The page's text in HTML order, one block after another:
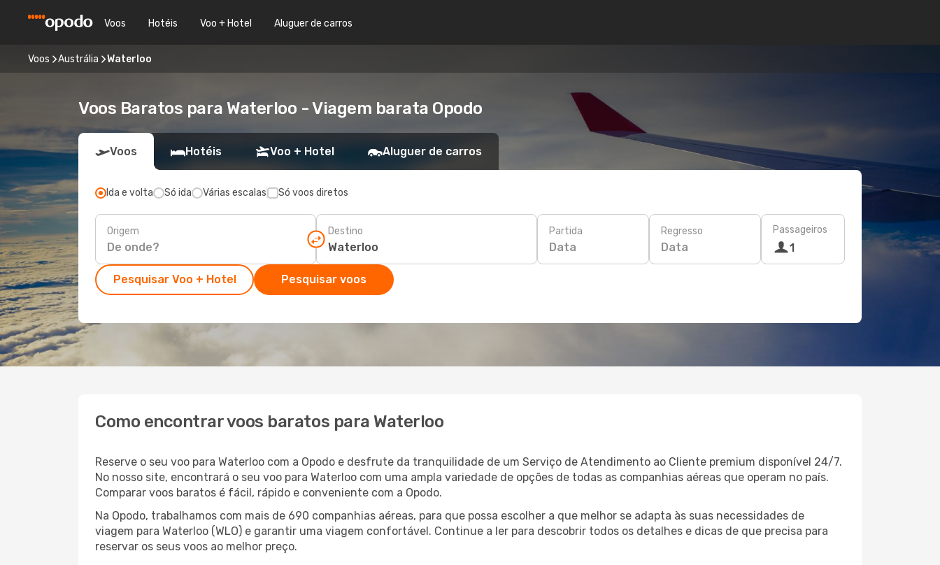
Voos Hotéis Voo + Hotel Aluguer de carros
Voos Austrália Waterloo
Voos Baratos para Waterloo - Viagem barata Opodo
Voos Hotéis Voo + Hotel Aluguer de carros
Ida e volta Só ida Várias escalas Só voos diretos
Origem Destino Partida
Data
Regresso
Data
Passageiros
1
Pesquisar Voo + Hotel Pesquisar voos
Como encontrar voos baratos para Waterloo
Reserve o seu voo para Waterloo com a Opodo e desfrute da tranquilidade de um Serviço de Atendimento ao Cliente premium disponível 24/7.
No nosso site, encontrará o seu voo para Waterloo com uma ampla variedade de opções de todas as companhias aéreas que operam no país.
Comparar voos baratos é fácil, rápido e conveniente com a Opodo.
Na Opodo, trabalhamos com mais de 690 companhias aéreas, para que possa escolher a que melhor se adapta às suas necessidades de
viagem para Waterloo (WLO) e garantir uma viagem confortável. Continue a ler para descobrir todos os detalhes e dicas de que precisa para
reservar os seus voos ao melhor preço.